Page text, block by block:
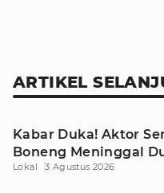
ARTIKEL
Kabar Duka! Aktor
Boneng Meninggal
Lokal 3 Agustus 2026